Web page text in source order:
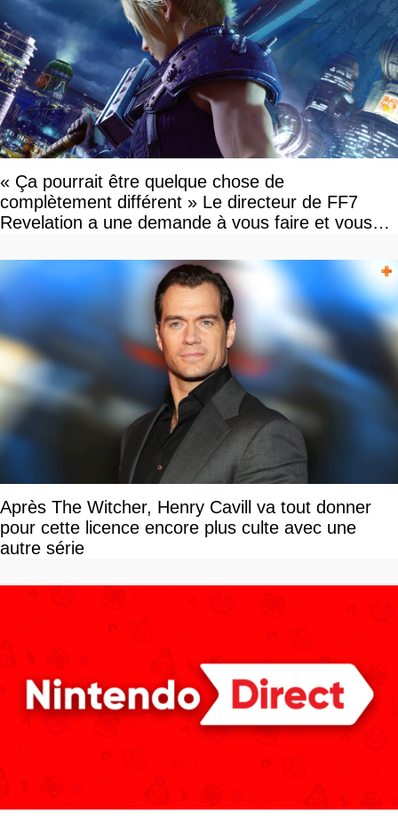
« Ça pourrait être quelque chose de
complètement différent » Le directeur de FF7
Revelation a une demande à vous faire et vous
Après The Witcher, Henry Cavill va tout donner
pour cette licence encore plus culte avec une
autre série